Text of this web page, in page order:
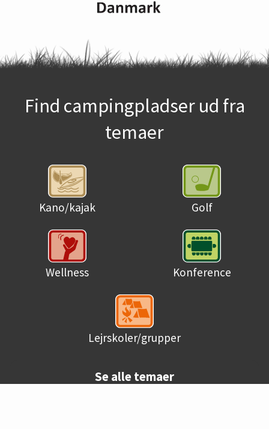
Find campingpladser ud fra
temaer
Kano/kajak Golf
Wellness Konference
Lejrskoler/grupper
Se alle temaer